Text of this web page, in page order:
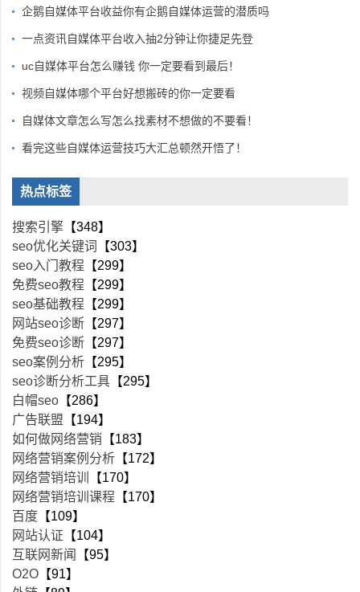
企鹅自媒体平台收益你有企鹅自媒体运营的潜质吗
一点资讯自媒体平台收入抽2分钟让你捷足先登
uc自媒体平台怎么赚钱 你一定要看到最后！
视频自媒体哪个平台好想搬砖的你一定要看
自媒体文章怎么写怎么找素材不想做的不要看！
看完这些自媒体运营技巧大汇总顿然开悟了！
热点标签
搜索引擎 【348】
seo优化关键词
【303】
seo入门教程 【299】
免费seo教程 【299】
seo基础教程 【299】
网站seo诊断 【297】
免费seo诊断 【297】
seo案例分析 【295】
seo诊断分析工具 【295】
白帽seo 【286】
广告联盟 【194】
如何做网络营销 【183】
网络营销案例分析 【172】
网络营销培训
【170】
网络营销培训课程 【170】
百度 【109】
网站认证 【104】
互联网新闻
【95】
O2O 【91】